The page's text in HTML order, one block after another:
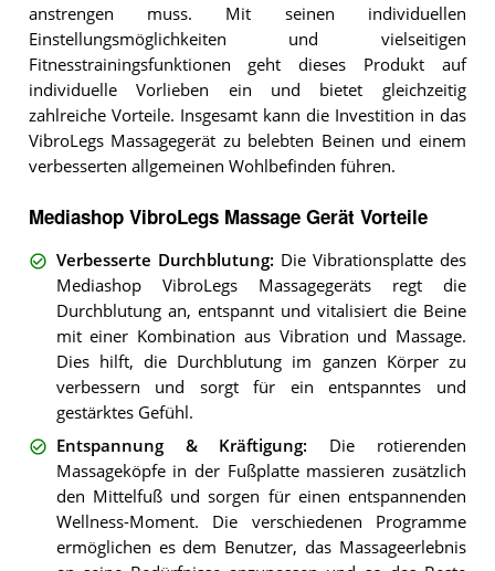
anstrengen muss. Mit seinen individuellen
Einstellungsmöglichkeiten und vielseitigen
Fitnesstrainingsfunktionen geht dieses Produkt auf
individuelle Vorlieben ein und bietet gleichzeitig
zahlreiche Vorteile. Insgesamt kann die Investition in das
VibroLegs Massagegerät zu belebten Beinen und einem
verbesserten allgemeinen Wohlbefinden führen.
Mediashop VibroLegs Massage Gerät Vorteile
Verbesserte Durchblutung: Die Vibrationsplatte des
Mediashop VibroLegs Massagegeräts regt die
Durchblutung an, entspannt und vitalisiert die Beine
mit einer Kombination aus Vibration und Massage.
Dies hilft, die Durchblutung im ganzen Körper zu
verbessern und sorgt für ein entspanntes und
gestärktes Gefühl.
Entspannung & Kräftigung: Die rotierenden
Massageköpfe in der Fußplatte massieren zusätzlich
den Mittelfuß und sorgen für einen entspannenden
Wellness-Moment. Die verschiedenen Programme
ermöglichen es dem Benutzer, das Massageerlebnis